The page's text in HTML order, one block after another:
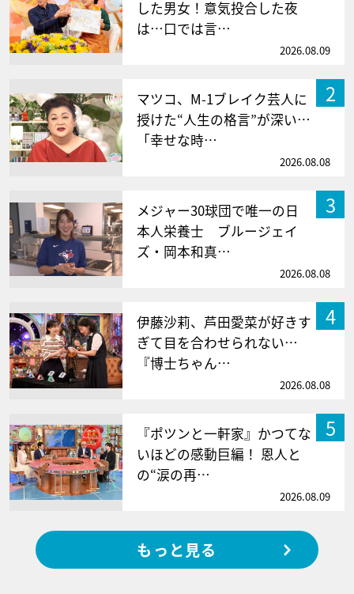
した男女！意気投合した夜
は…口では言…
2026.08.09
2
マツコ、M-1ブレイク芸人に
授けた“人生の格言”が深い…
「幸せな時…
2026.08.08
3
メジャー30球団で唯一の日
本人栄養士 ブルージェイ
ズ・岡本和真…
2026.08.08
4
伊藤沙莉、芦田愛菜が好きす
ぎて目を合わせられない…
『博士ちゃん…
2026.08.08
5
『ポツンと一軒家』かつてな
いほどの感動巨編！ 恩人と
の“涙の再…
2026.08.09
もっと見る